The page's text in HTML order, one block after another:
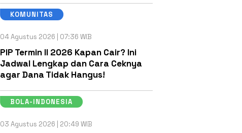
KOMUNITAS
04 Agustus 2026 | 07:36 WIB
PIP Termin II 2026 Kapan Cair? Ini
Jadwal Lengkap dan Cara Ceknya
agar Dana Tidak Hangus!
BOLA-INDONESIA
03 Agustus 2026 | 20:49 WIB